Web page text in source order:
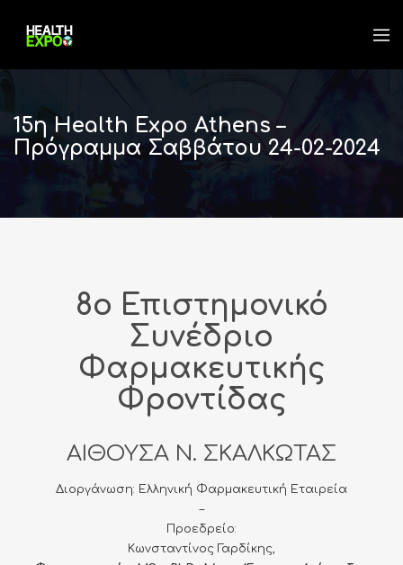
15η Health Expo Athens –
Πρόγραμμα Σαββάτου 24-02-2024
8ο Επιστημονικό
Συνέδριο
Φαρμακευτικής
Φροντίδας
ΑΙΘΟΥΣΑ Ν. ΣΚΑΛΚΩΤΑΣ
Διοργάνωση: Ελληνική Φαρμακευτική Εταιρεία
–
Προεδρείο:
Κωνσταντίνος Γαρδίκης,